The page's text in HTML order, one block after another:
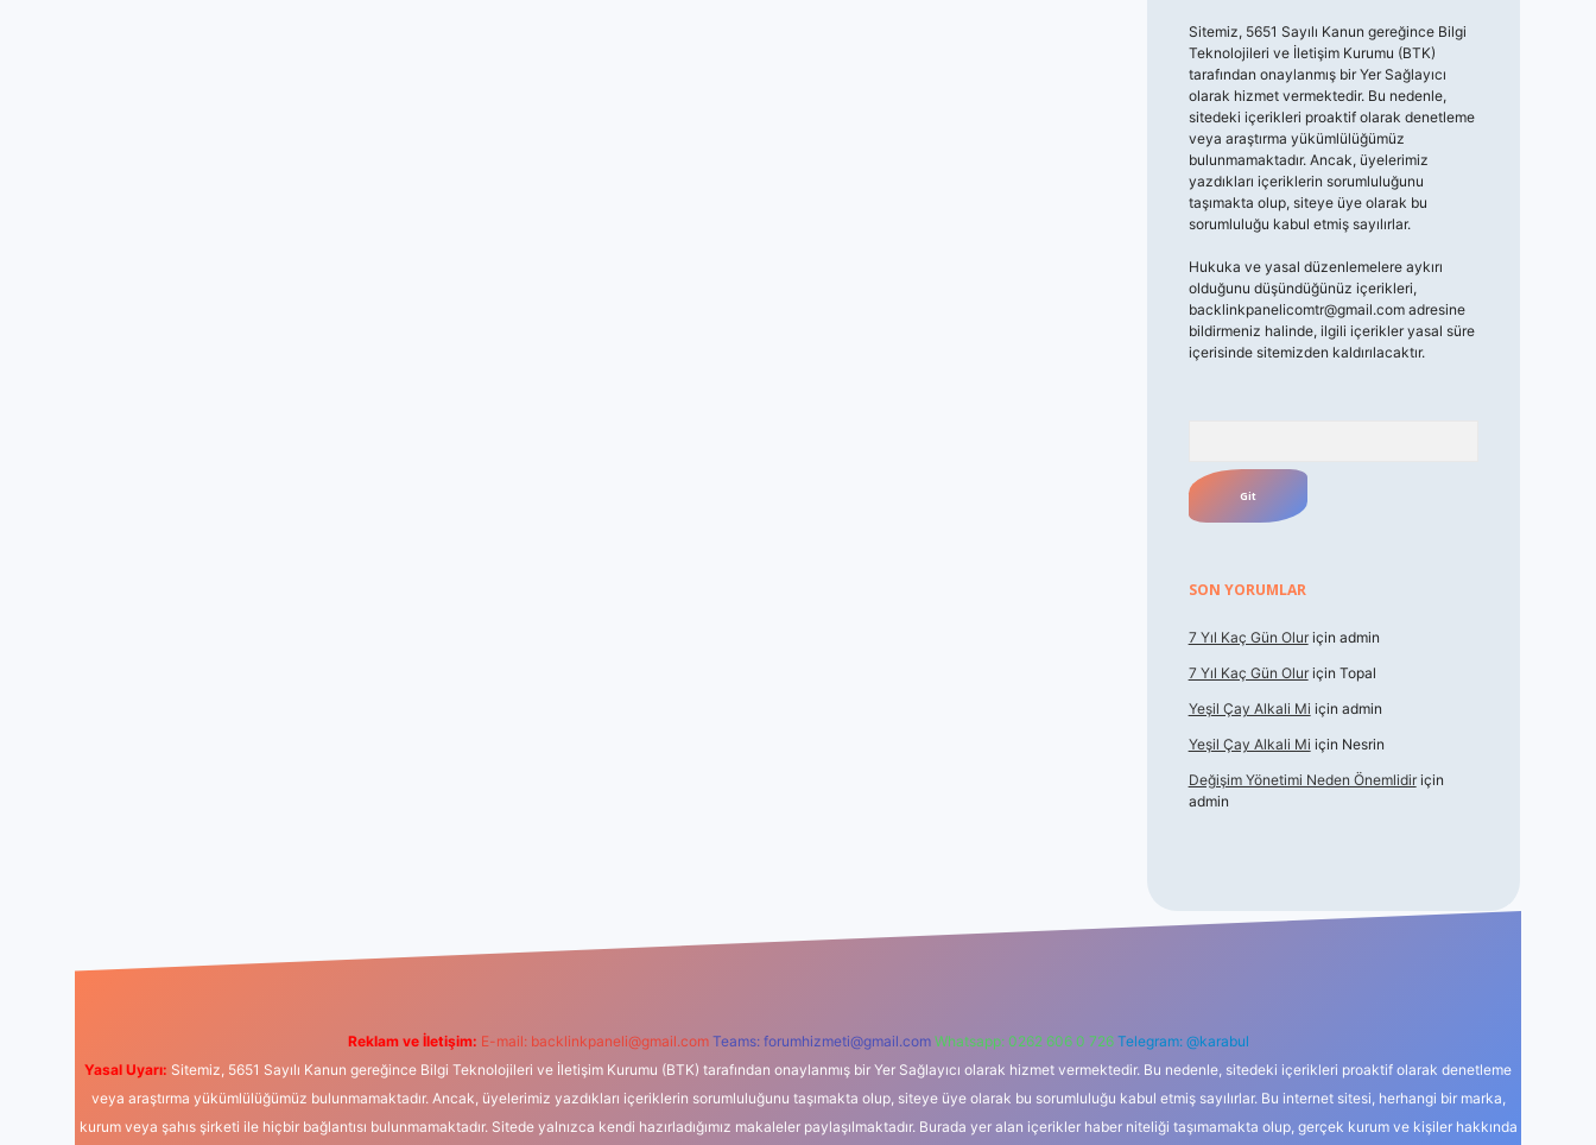
Sitemiz, 5651 Sayılı Kanun gereğince Bilgi
Teknolojileri ve İletişim Kurumu (BTK)
tarafından onaylanmış bir Yer Sağlayıcı
olarak hizmet vermektedir. Bu nedenle,
sitedeki içerikleri proaktif olarak denetleme
veya araştırma yükümlülüğümüz
bulunmamaktadır. Ancak, üyelerimiz
yazdıkları içeriklerin sorumluluğunu
taşımakta olup, siteye üye olarak bu
sorumluluğu kabul etmiş sayılırlar.
Hukuka ve yasal düzenlemelere aykırı
olduğunu düşündüğünüz içerikleri,
backlinkpanelicomtr@gmail.comadresine
bildirmeniz halinde, ilgili içerikler yasal süre
içerisinde sitemizden kaldırılacaktır.
SON YORUMLAR
7 Yıl Kaç Gün Oluriçin admin
7 Yıl Kaç Gün Oluriçin Topal
Yeşil Çay Alkali Mi için admin
Yeşil Çay Alkali Mi için Nesrin
Değişim Yönetimi Neden Önemlidiriçin
admin
Reklam ve İletişim: E-mail: backlinkpaneli@gmail.com Teams: forumhizmeti@gmail.com Whatsapp: 0262 606 0 726 Telegram: @karabul
Yasal Uyarı: Sitemiz, 5651 Sayılı Kanun gereğince Bilgi Teknolojileri ve İletişim Kurumu (BTK) tarafından onaylanmış bir Yer Sağlayıcı olarak hizmet vermektedir. Bu nedenle, sitedeki içerikleri proaktif olarak denetleme
veya araştırma yükümlülüğümüz bulunmamaktadır. Ancak, üyelerimiz yazdıkları içeriklerin sorumluluğunu taşımakta olup, siteye üye olarak bu sorumluluğu kabul etmiş sayılırlar. Bu internet sitesi, herhangi bir marka,
kurum veya şahıs şirketi ile hiçbir bağlantısı bulunmamaktadır. Sitede yalnızca kendi hazırladığımız makaleler paylaşılmaktadır. Burada yer alan içerikler haber niteliği taşımamakta olup, gerçek kurum ve kişiler hakkında